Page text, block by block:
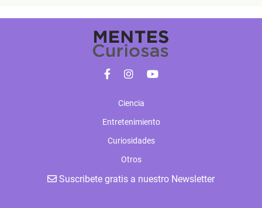
Ciencia
Entretenimiento
Curiosidades
Otros
Suscribete gratis a nuestro Newsletter